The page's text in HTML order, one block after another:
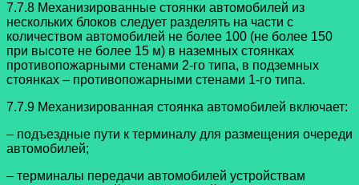
7.7.8 Механизированные стоянки автомобилей из
нескольких блоков следует разделять на части с
количеством автомобилей не более 100 (не более 150
при высоте не более 15 м) в наземных стоянках
противопожарными стенами 2-го типа, в подземных
стоянках – противопожарными стенами 1-го типа.
7.7.9 Механизированная стоянка автомобилей включает:
– подъездные пути к терминалу для размещения очереди
автомобилей;
– терминалы передачи автомобилей устройствам